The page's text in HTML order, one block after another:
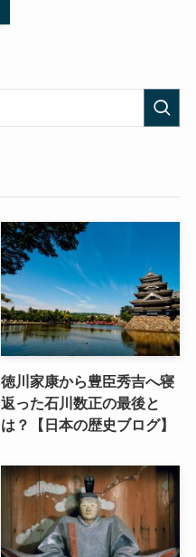
徳川家康から豊臣秀吉へ寝
返った石川数正の最後と
は？【日本の歴史ブログ】